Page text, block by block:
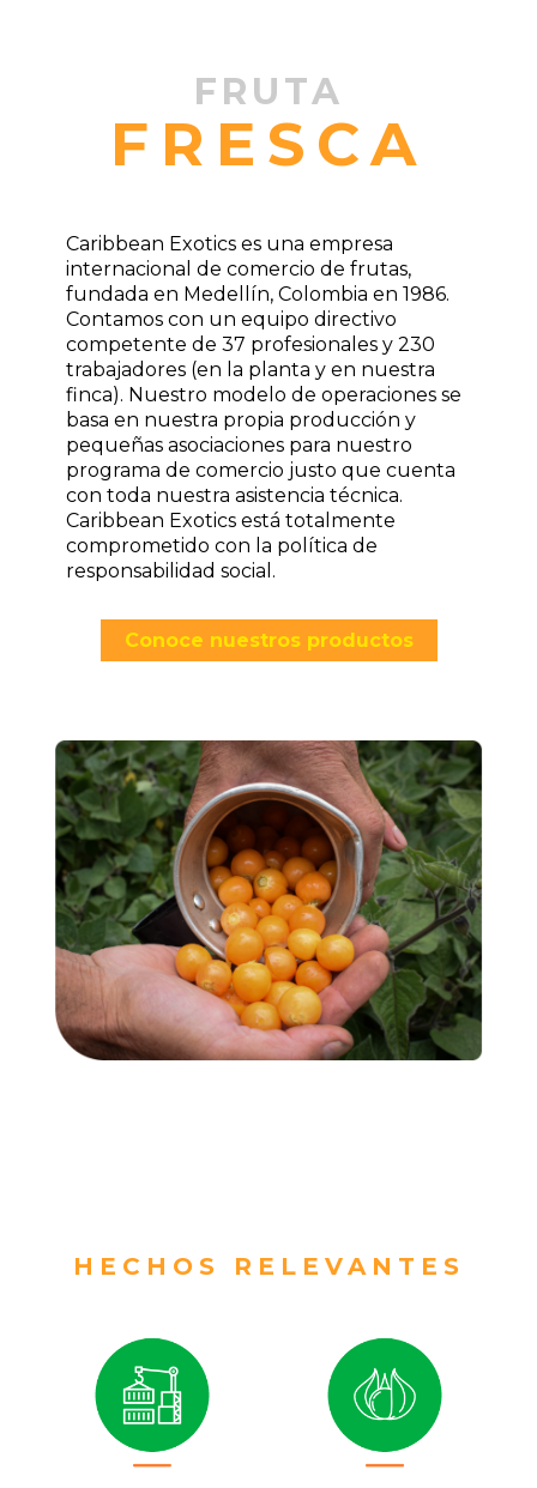
FRUTA
FRESCA
Caribbean Exotics es una empresa
internacional de comercio de frutas,
fundada en Medellín, Colombia en 1986.
Contamos con un equipo directivo
competente de 37 profesionales y 230
trabajadores (en la planta y en nuestra
finca). Nuestro modelo de operaciones se
basa en nuestra propia producción y
pequeñas asociaciones para nuestro
programa de comercio justo que cuenta
con toda nuestra asistencia técnica.
Caribbean Exotics está totalmente
comprometido con la política de
responsabilidad social.
Conoce nuestros productos
HECHOS RELEVANTES